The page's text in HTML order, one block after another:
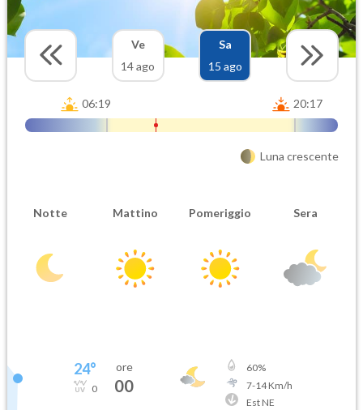
Ve
14 ago
Sa
15 ago
06:19 20:17
Luna crescente
Notte Mattino Pomeriggio Sera
24°
0
ore
00
60%
7-14Km/h
Est NE